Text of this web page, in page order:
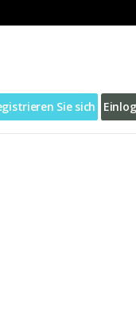
Sie sich